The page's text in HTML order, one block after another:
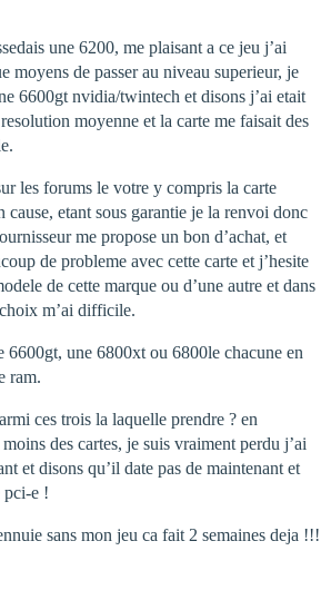
une 6200, me plaisant a ce jeu j’ai
moyens de passer au niveau superieur, je
6600gt nvidia/twintech et disons j’ai etait
moyenne et la carte me faisait des
les forums le votre y compris la carte
cause, etant sous garantie je la renvoi donc
me propose un bon d’achat, et
de probleme avec cette carte et j’hesite
de cette marque ou d’une autre et dans
m’ai difficile.
6600gt, une 6800xt ou 6800le chacune en
ram.
ces trois la laquelle prendre ? en
des cartes, je suis vraiment perdu j’ai
et disons qu’il date pas de maintenant et
pci-e !
sans mon jeu ca fait 2 semaines deja !!!